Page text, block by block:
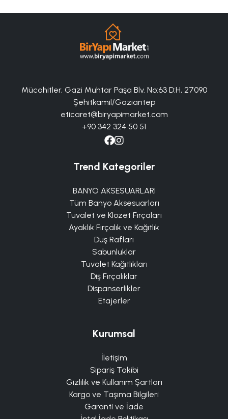
Mücahitler, Gazi Muhtar Paşa Blv. No:63 D:H, 27090
Şehitkamil/Gaziantep
eticaret@biryapimarket.com
+90 342 324 50 51
Trend Kategoriler
BANYO AKSESUARLARI
Tüm Banyo Aksesuarları
Tuvalet ve Klozet Fırçaları
Ayaklık Fırçalık ve Kağıtlık
Duş Rafları
Sabunluklar
Tuvalet Kağıtlıkları
Diş Fırçalıklar
Dispanserlikler
Etajerler
Kurumsal
İletişim
Sipariş Takibi
Gizlilik ve Kullanım Şartları
Kargo ve Taşıma Bilgileri
Garanti ve İade